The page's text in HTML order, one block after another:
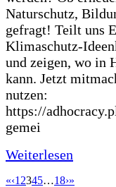
Naturschutz,
gefragt! Teilt uns
Klimaschutz-
und zeigen, wo in
kann. Jetzt
nutzen:
https://
gemei
Weiterlesen
«‹1 2345…18›»